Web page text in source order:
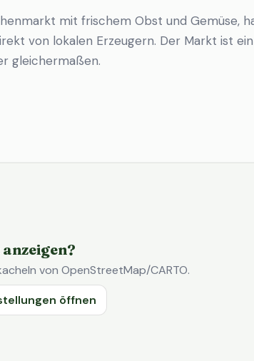
mit frischem Obst und Gemüse,
von lokalen Erzeugern. Der Markt ist
gleichermaßen.
von OpenStreetMap/CARTO.
öffnen